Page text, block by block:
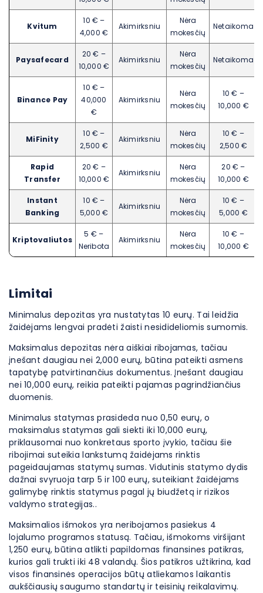
Kvitum
10 € –
4,000 €
Akimirksniu
Nėra
mokesčių
Netaikoma
Paysafecard
20 € –
10,000 €
Akimirksniu
Nėra
mokesčių
Netaikoma
Binance Pay
10 € –
40,000
€
Akimirksniu
Nėra
mokesčių
10 € –
10,000 €
MiFinity
10 € –
2,500 €
Akimirksniu
Nėra
mokesčių
10 € –
2,500 €
Rapid
Transfer
20 € –
10,000 €
Akimirksniu
Nėra
mokesčių
20 € –
10,000 €
Instant
Banking
10 € –
5,000 €
Akimirksniu
Nėra
mokesčių
10 € –
5,000 €
Kriptovaliutos
5 € –
Neribota
Akimirksniu
Nėra
mokesčių
10 € –
10,000 €
Limitai
Minimalus depozitas yra nustatytas 10 eurų. Tai leidžia
žaidėjams lengvai pradėti žaisti nesidideliomis sumomis.
Maksimalus depozitas nėra aiškiai ribojamas, tačiau
įnešant daugiau nei 2,000 eurų, būtina pateikti asmens
tapatybę patvirtinančius dokumentus. Įnešant daugiau
nei 10,000 eurų, reikia pateikti pajamas pagrindžiančius
duomenis.
Minimalus statymas prasideda nuo 0,50 eurų, o
maksimalus statymas gali siekti iki 10,000 eurų,
priklausomai nuo konkretaus sporto įvykio, tačiau šie
ribojimai suteikia lankstumą žaidėjams rinktis
pageidaujamas statymų sumas. Vidutinis statymo dydis
dažnai svyruoja tarp 5 ir 100 eurų, suteikiant žaidėjams
galimybę rinktis statymus pagal jų biudžetą ir rizikos
valdymo strategijas..
Maksimalios išmokos yra neribojamos pasiekus 4
lojalumo programos statusą. Tačiau, išmokoms viršijant
1,250 eurų, būtina atlikti papildomas finansines patikras,
kurios gali trukti iki 48 valandų. Šios patikros užtikrina, kad
visos finansinės operacijos būtų atliekamos laikantis
aukščiausių saugumo standartų ir teisinių reikalavimų.